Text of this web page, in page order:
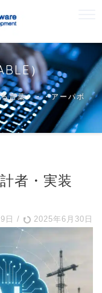
）
言葉・・・アーパボ
者・実装
日 / 2025年6月30日